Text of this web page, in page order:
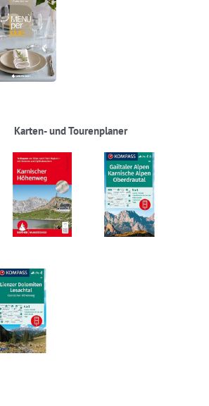
Karten- und Tourenplaner